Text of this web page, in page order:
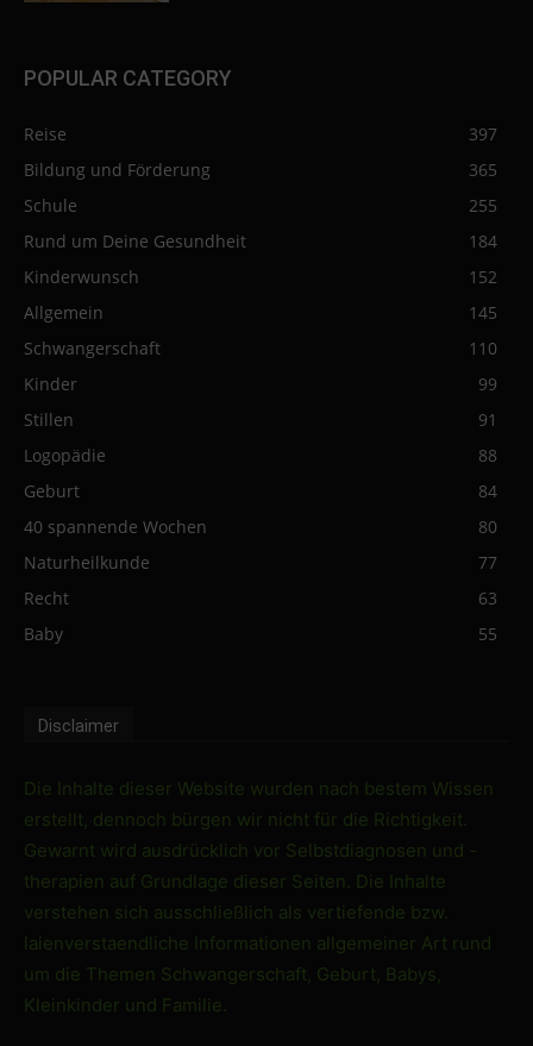
POPULAR CATEGORY
Reise
397
Bildung und Förderung
365
Schule
255
Rund um Deine Gesundheit
184
Kinderwunsch
152
Allgemein
145
Schwangerschaft
110
Kinder
99
Stillen
91
Logopädie
88
Geburt
84
40 spannende Wochen
80
Naturheilkunde
77
Recht
63
Baby
55
Disclaimer
Die Inhalte dieser Website wurden nach bestem Wissen
erstellt, dennoch bürgen wir nicht für die Richtigkeit.
Gewarnt wird ausdrücklich vor Selbstdiagnosen und -
therapien auf Grundlage dieser Seiten. Die Inhalte
verstehen sich ausschließlich als vertiefende bzw.
laienverstaendliche Informationen allgemeiner Art rund
um die Themen Schwangerschaft, Geburt, Babys,
Kleinkinder und Familie.